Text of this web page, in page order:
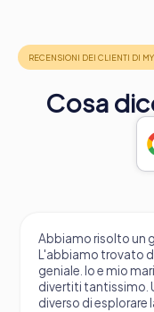
Cosa
Abbiamo risolto un
L'abbiamo trovato
geniale. Io e mio
divertiti tantissimo.
diverso di esplorare